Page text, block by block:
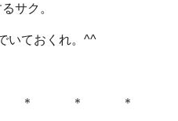
サク。
いておくれ。^^
＊ ＊ ＊